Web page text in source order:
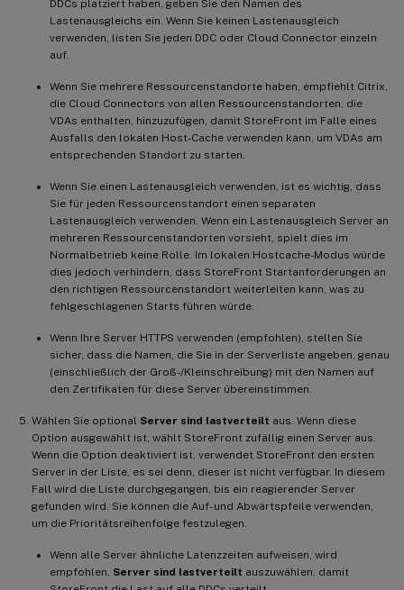
DDCs platziert haben, geben Sie den Namen des
Lastenausgleichs ein. Wenn Sie keinen Lastenausgleich
verwenden, listen Sie jeden DDC oder Cloud Connector einzeln
auf.
Wenn Sie mehrere Ressourcenstandorte haben, empfiehlt Citrix,
die Cloud Connectors von allen Ressourcenstandorten, die
VDAs enthalten, hinzuzufügen, damit StoreFront im Falle eines
Ausfalls den lokalen Host-Cache verwenden kann, um VDAs am
entsprechenden Standort zu starten.
Wenn Sie einen Lastenausgleich verwenden, ist es wichtig, dass
Sie für jeden Ressourcenstandort einen separaten
Lastenausgleich verwenden. Wenn ein Lastenausgleich Server an
mehreren Ressourcenstandorten vorsieht, spielt dies im
Normalbetrieb keine Rolle. Im lokalen Hostcache-Modus würde
dies jedoch verhindern, dass StoreFront Startanforderungen an
den richtigen Ressourcenstandort weiterleiten kann, was zu
fehlgeschlagenen Starts führen würde.
Wenn Ihre Server HTTPS verwenden (empfohlen), stellen Sie
sicher, dass die Namen, die Sie in der Serverliste angeben, genau
(einschließlich der Groß-/Kleinschreibung) mit den Namen auf
den Zertifikaten für diese Server übereinstimmen.
Wählen Sie optional Server sind lastverteilt aus. Wenn diese
Option ausgewählt ist, wählt StoreFront zufällig einen Server aus.
Wenn die Option deaktiviert ist, verwendet StoreFront den ersten
Server in der Liste, es sei denn, dieser ist nicht verfügbar. In diesem
Fall wird die Liste durchgegangen, bis ein reagierender Server
gefunden wird. Sie können die Auf- und Abwärtspfeile verwenden,
um die Prioritätsreihenfolge festzulegen.
Wenn alle Server ähnliche Latenzzeiten aufweisen, wird
empfohlen, Server sind lastverteilt auszuwählen, damit